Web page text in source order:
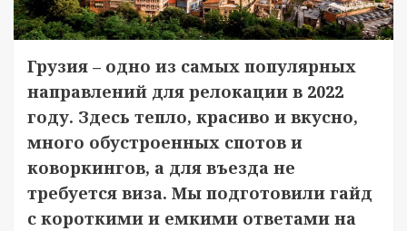
Грузия – одно из самых популярных
направлений для релокации в 2022
году. Здесь тепло, красиво и вкусно,
много обустроенных спотов и
коворкингов, а для въезда не
требуется виза. Мы подготовили гайд
с короткими и емкими ответами на